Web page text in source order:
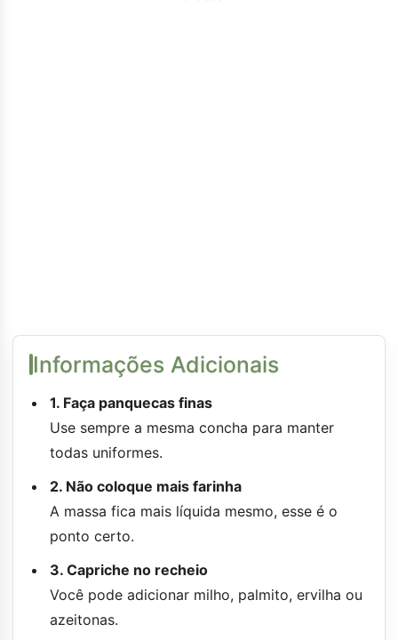
Informações Adicionais
1. Faça panquecas finas
Use sempre a mesma concha para manter
todas uniformes.
2. Não coloque mais farinha
A massa fica mais líquida mesmo, esse é o
ponto certo.
3. Capriche no recheio
Você pode adicionar milho, palmito, ervilha ou
azeitonas.